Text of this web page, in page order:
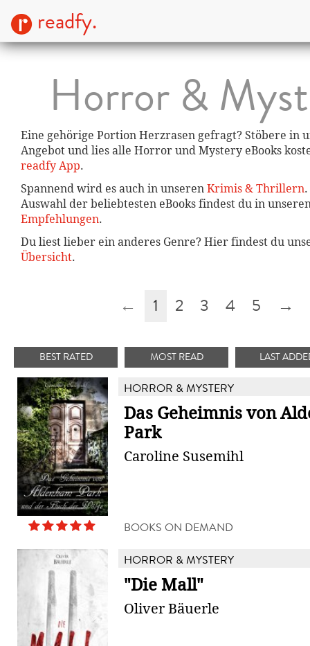
readfy.
Horror &
Eine gehörige Portion Herzrasen gefragt? Stöbere in
Angebot und lies alle Horror und Mystery eBooks
readfy App.
Spannend wird es auch in unserenKrimis & Thrillern
Auswahl der beliebtesten eBooks findest du in
Empfehlungen.
Du liest lieber ein anderes Genre? Hier findest du
Übersicht.
← 1 2 3 4 5 →
BEST RATED MOST READ LAST
HORROR & MYSTERY
Das Geheimnis von
Park
Caroline Susemihl
BOOKS ON DEMAND
HORROR & MYSTERY
"Die Mall"
Oliver Bäuerle